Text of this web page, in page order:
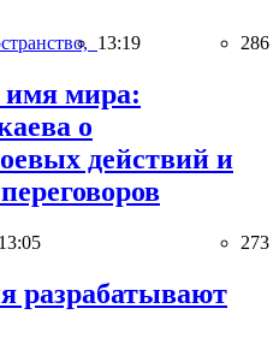
13:19 286
имя мира:
о
действий и
13:05 273
разрабатывают